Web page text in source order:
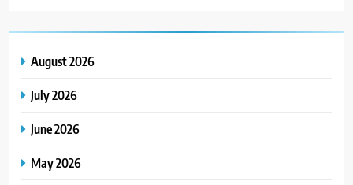
August 2026
July 2026
June 2026
May 2026